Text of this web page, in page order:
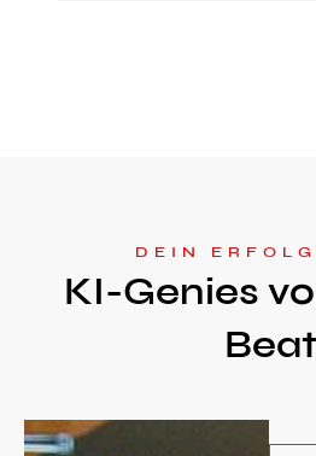
DEIN
KI-Genies
Beat